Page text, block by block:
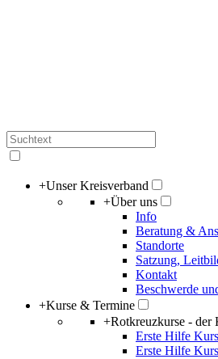
+Unser Kreisverband
+Über uns
Info
Beratung &
Standorte
Satzung,
Kontakt
Beschwerde
+Kurse & Termine
+Rotkreuzkurse - der
Erste Hilfe
Erste Hilfe